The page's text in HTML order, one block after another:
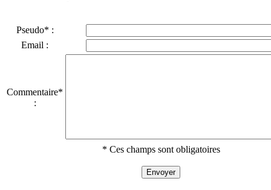
Pseudo* :
Email :
Commentaire*
:
* Ces champs sont obligatoires